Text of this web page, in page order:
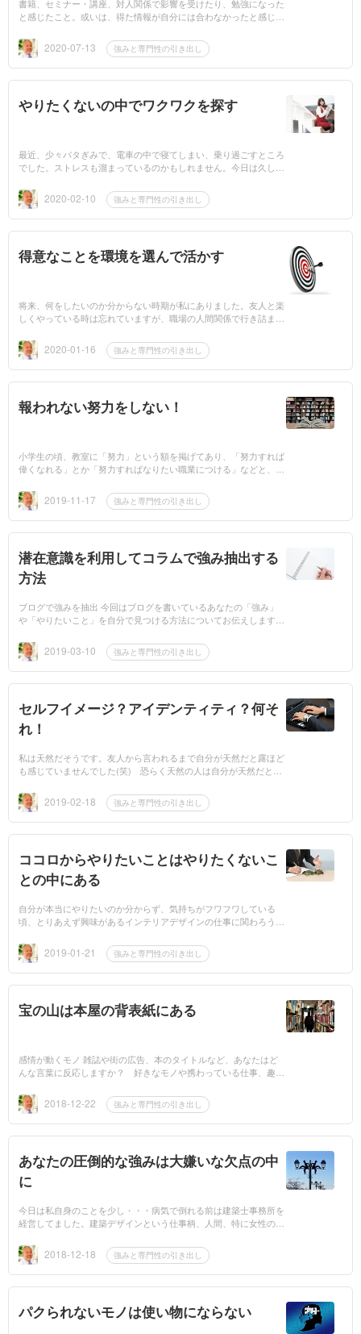
書籍、セミナー・講座、対人関係で影響を受けたり、勉強になった
と感じたこと。或いは、得た情報が自分には合わなかったと感じた
スタマイズ」する...
2020-07-13 強みと専門性の引き出し
やりたくないの中でワクワクを探す
最近、少々バタぎみで、電車の中で寝てしまい、乗り過ごすところ
でした。ストレスも溜まっているのかもしれません。今日は久しぶ
簡単で、何でも...
2020-02-10 強みと専門性の引き出し
得意なことを環境を選んで活かす
将来、何をしたいのか分からない時期が私にありました。友人と楽
しくやっている時は忘れていますが、職場の人間関係で行き詰まっ
があるので」と考...
2020-01-16 強みと専門性の引き出し
報われない努力をしない！
小学生の頃、教室に「努力」という額を掲げてあり、「努力すれば
偉くなれる」とか「努力すればなりたい職業につける」などと、先
私は「努力」は...
2019-11-17 強みと専門性の引き出し
潜在意識を利用してコラムで強み抽出する
方法
ブログで強みを抽出 今回はブログを書いているあなたの「強み」
や「やりたいこと」を自分で見つける方法についてお伝えします。
なたの強みや...
2019-03-10 強みと専門性の引き出し
セルフイメージ？アイデンティティ？何そ
れ！
私は天然だそうです。友人から言われるまで自分が天然だと露ほど
も感じていませんでした(笑) 恐らく天然の人は自分が天然だと気
は「自分は何...
2019-02-18 強みと専門性の引き出し
ココロからやりたいことはやりたくないこ
との中にある
自分が本当にやりたいのか分からず、気持ちがフワフワしている
頃、とりあえず興味があるインテリアデザインの仕事に関わろうと
会社に訪問す...
2019-01-21 強みと専門性の引き出し
宝の山は本屋の背表紙にある
感情が動くモノ 雑誌や街の広告、本のタイトルなど、あなたはど
んな言葉に反応しますか？ 好きなモノや携わっている仕事、趣味
歩いていても、...
2018-12-22 強みと専門性の引き出し
あなたの圧倒的な強みは大嫌いな欠点の中
に
今日は私自身のことを少し・・・病気で倒れる前は建築士事務所を
経営してました。建築デザインという仕事柄、人間、特に女性の共
あってか女友だ...
2018-12-18 強みと専門性の引き出し
パクられないモノは使い物にならない